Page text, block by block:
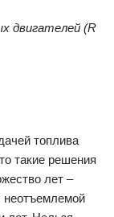
двигателей (R
топлива
такие решения
лет –
неотъемлемой